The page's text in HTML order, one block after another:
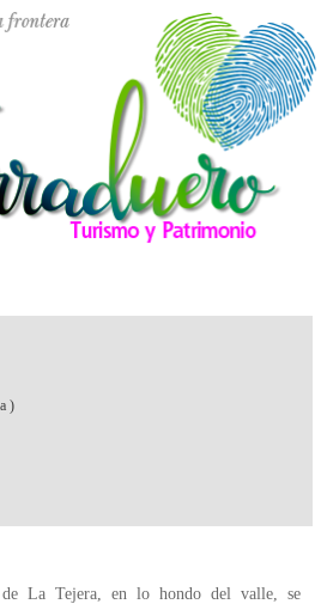
)
La Tejera, en lo hondo del valle, se